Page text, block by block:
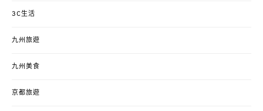
3C生活
九州旅遊
九州美食
京都旅遊